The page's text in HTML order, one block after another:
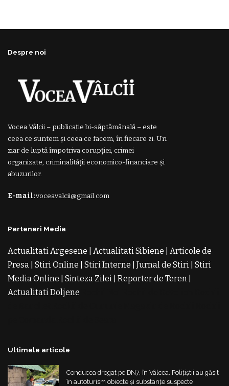
Despre noi
Vocea Vâlcii – publicație bi-săptămânală – este
ceea ce suntem și ceea ce facem, în fiecare zi. Un
ziar de luptă împotriva corupției, crimei
organizate, criminalității economico-financiare și
abuzurilor.
E-mail:voceavalcii@gmail.com
Parteneri Media
Actualitati Argesene Actualitati Sibiene
Articole de
Presa Stiri Online Stiri Interne Jurnal de Stiri Stiri
Media Online
Sinteza Zilei Reporter de Teren
Actualitati Doljene
Ultimele articole
Conducea drogat pe DN7, în Vâlcea. Polițiștii au găsit
în autoturism obiecte și substanțe suspecte